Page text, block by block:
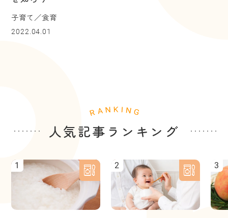
子育て／食育
2022.04.01
人気記事ランキング
1 2 3